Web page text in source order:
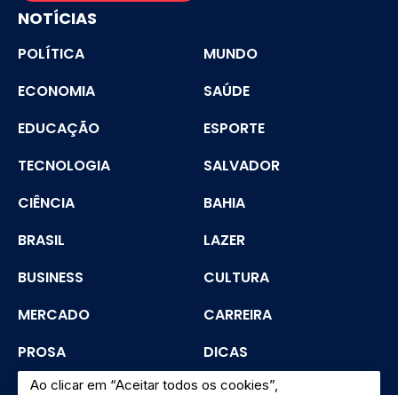
NOTÍCIAS
POLÍTICA
MUNDO
ECONOMIA
SAÚDE
EDUCAÇÃO
ESPORTE
TECNOLOGIA
SALVADOR
CIÊNCIA
BAHIA
BRASIL
LAZER
BUSINESS
CULTURA
MERCADO
CARREIRA
PROSA
DICAS
SEGURANÇA
Ao clicar em “Aceitar todos os cookies”,